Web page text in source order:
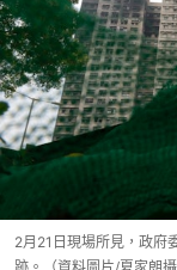
2月21日現場所見，政府